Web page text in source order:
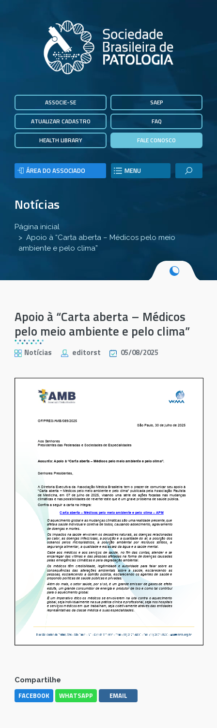
ASSOCIE-SE
ATUALIZAR CADASTRO
HEALTH LIBRARY
SAEP
FAQ
FALE CONOSCO
ÁREA DO ASSOCIADO MENU
Notícias
Página inicial
Apoio à “Carta aberta – Médicos pelo meio
ambiente e pelo clima”
Apoio à “Carta aberta – Médicos
pelo meio ambiente e pelo clima”
Notícias editorst 05/08/2025
Compartilhe
FACEBOOK WHATSAPP EMAIL